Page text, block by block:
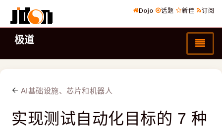
Dojo 话题 新佳 订阅
极道
AI基础设施、芯片和机器人
实现测试自动化目标的 7 种